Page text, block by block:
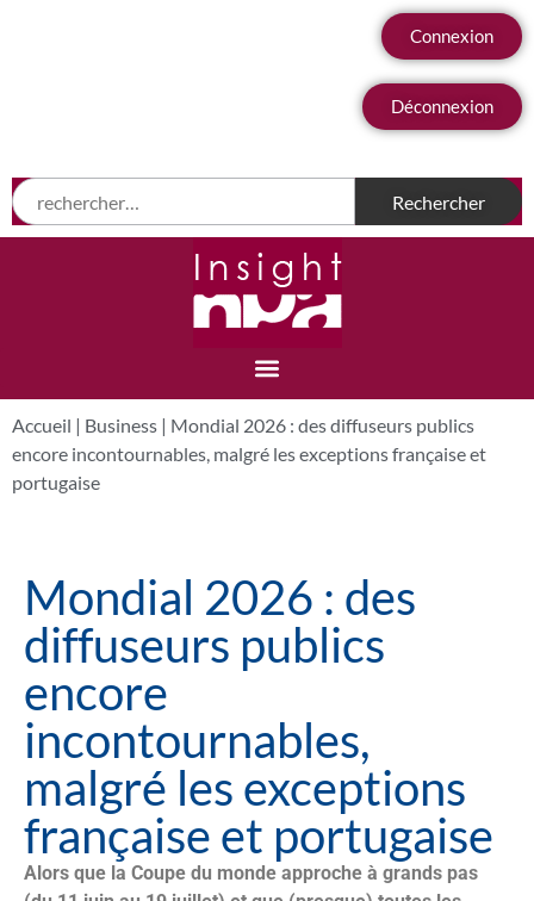
Connexion
Déconnexion
Accueil | Business | Mondial 2026 : des diffuseurs publics
encore incontournables, malgré les exceptions française et
portugaise
Mondial 2026 : des
diffuseurs publics
encore
incontournables,
malgré les exceptions
française et portugaise
Alors que la Coupe du monde approche à grands pas